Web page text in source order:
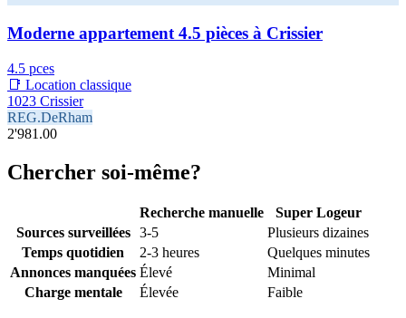
Moderne appartement 4.5 pièces à Crissier
4.5 pces
📑 Location classique
1023 Crissier
REG.DeRham
2'981.00
Chercher soi-même?
Recherche manuelle
Super Logeur
Sources surveillées
3-5
Plusieurs dizaines
Temps quotidien
2-3 heures
Quelques minutes
Annonces manquées Élevé
Minimal
Charge mentale
Élevée Faible